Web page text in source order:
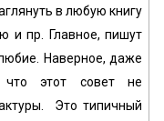
в любую книгу
и пр. Главное, пишут
Наверное, даже
этот совет не
Это типичный